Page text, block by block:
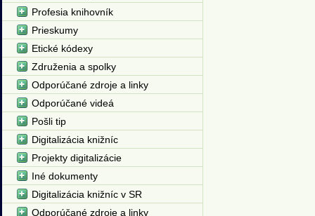
Profesia knihovník
Prieskumy
Etické kódexy
Združenia a spolky
Odporúčané zdroje a linky
Odporúčané videá
Pošli tip
Digitalizácia knižníc
Projekty digitalizácie
Iné dokumenty
Digitalizácia knižníc v SR
Odporúčané zdroje a linky